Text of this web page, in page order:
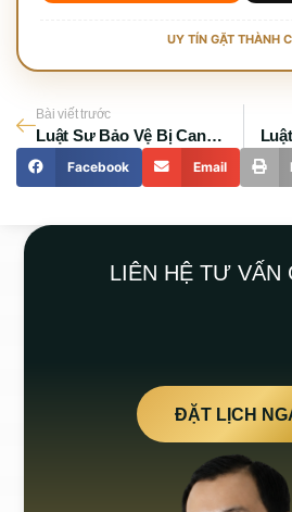
UY TÍN GẶT THÀNH
Bài viết trước
Luật Sư Bảo Vệ Bị Can Thủ Đức – Uy Tín, Nhanh Chóng
Facebook Email
LIÊN HỆ TƯ VẤN
ĐẶT LỊCH